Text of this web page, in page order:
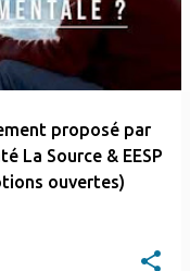
proposé par
La Source & EESP
ouvertes)